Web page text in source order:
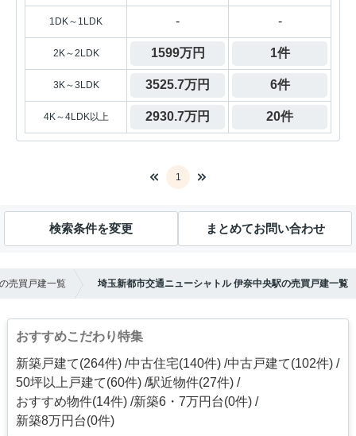
1DK～1LDK - -
2K～2LDK 1599万円 1件
3K～3LDK 3525.7万円 6件
4K～4LDK以上 2930.7万円 20件
1
検索条件を変更 まとめてお問い合わせ
売買戸建一覧 埼玉新都市交通ニューシャトル 伊奈中央駅の売買戸建一覧
おすすめこだわり特集
新築戸建て(264件) 中古住宅(140件) 中古戸建て(102件)
50坪以上戸建て(60件) 駅近物件(27件)
おすすめ物件(14件) 新築6・7万円台(0件)
新築8万円台(0件)